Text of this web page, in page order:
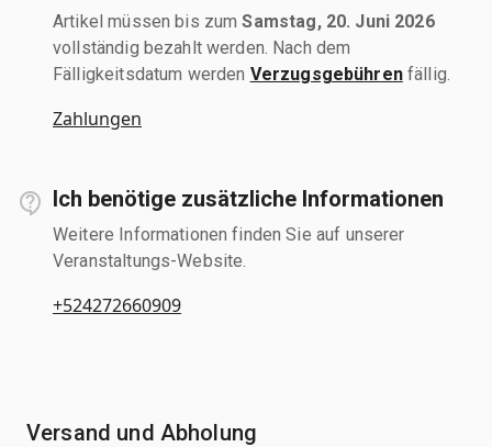
Artikel müssen bis zumSamstag, 20. Juni 2026
vollständig bezahlt werden. Nach dem
Fälligkeitsdatum werden Verzugsgebührenfällig.
Zahlungen
Ich benötige zusätzliche Informationen
Weitere Informationen finden Sie auf unserer
Veranstaltungs-Website.
+524272660909
Versand und Abholung